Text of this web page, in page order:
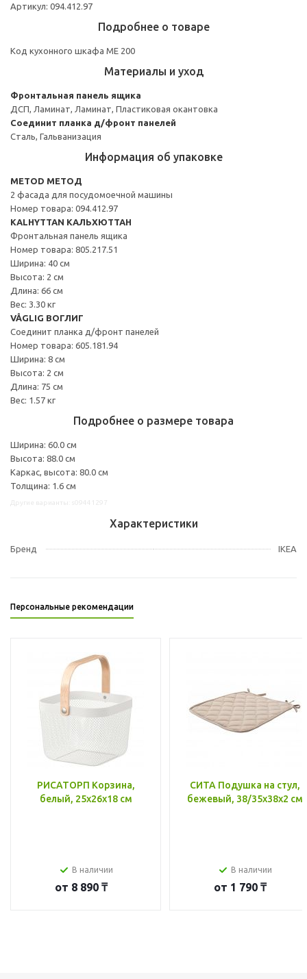
Артикул: 094.412.97
Подробнее о товаре
Код кухонного шкафа ME 200
Материалы и уход
Фронтальная панель ящика
ДСП, Ламинат, Ламинат, Пластиковая окантовка
Соединит планка д/фронт панелей
Сталь, Гальванизация
Информация об упаковке
METOD МЕТОД
2 фасада для посудомоечной машины
Номер товара: 094.412.97
KALHYTTAN КАЛЬХЮТТАН
Фронтальная панель ящика
Номер товара: 805.217.51
Ширина: 40 см
Высота: 2 см
Длина: 66 см
Вес: 3.30 кг
VÅGLIG ВОГЛИГ
Соединит планка д/фронт панелей
Номер товара: 605.181.94
Ширина: 8 см
Высота: 2 см
Длина: 75 см
Вес: 1.57 кг
Подробнее о размере товара
Ширина: 60.0 см
Высота: 88.0 см
Каркас, высота: 80.0 см
Толщина: 1.6 см
Характеристики
Бренд IKEA
Персональные рекомендации
РИСАТОРП Корзина,
белый, 25x26x18 см
В наличии
от 8 890 ₸
СИТА Подушка на стул,
бежевый, 38/35x38x2 см
В наличии
от 1 790 ₸